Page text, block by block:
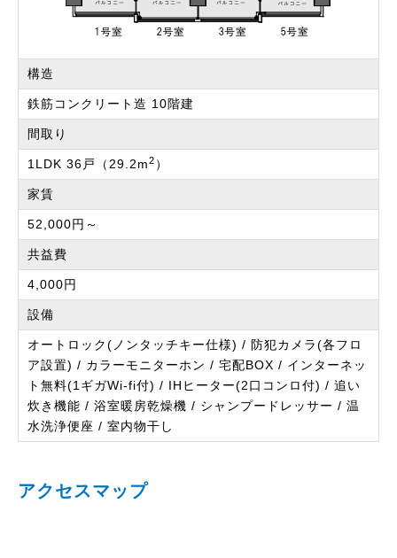
構造
鉄筋コンクリート造 10階建
間取り
1LDK 36戸（29.2m2 ）
家賃
52,000円～
共益費
4,000円
設備
オートロック(ノンタッチキー仕様) / 防犯カメラ(各フロ
ア設置) / カラーモニターホン / 宅配BOX / インターネッ
ト無料(1ギガWi-fi付) / IHヒーター(2口コンロ付) / 追い
炊き機能 / 浴室暖房乾燥機 / シャンプードレッサー / 温
水洗浄便座 / 室内物干し
アクセスマップ